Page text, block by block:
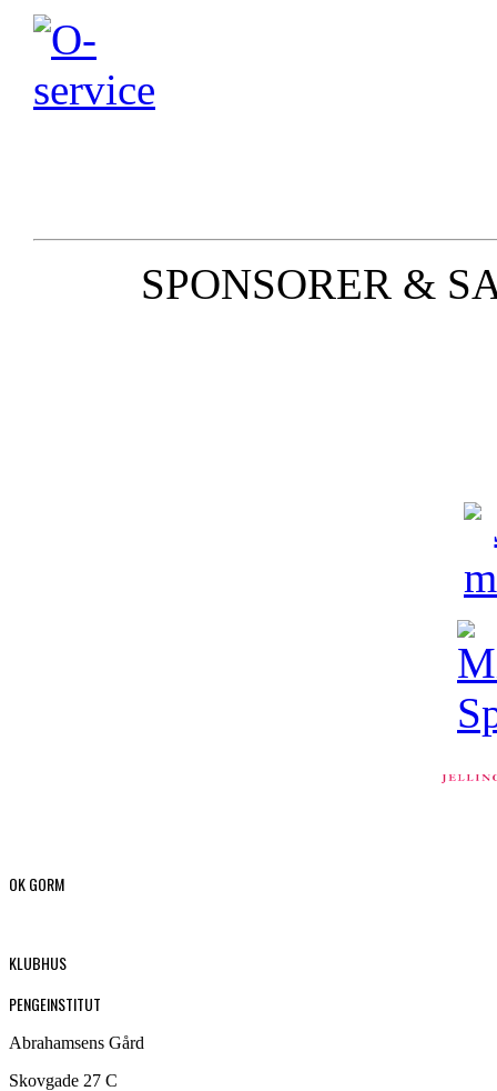
SPONSORER &
OK GORM
KLUBHUS
PENGEINSTITUT
Abrahamsens Gård
Skovgade 27 C